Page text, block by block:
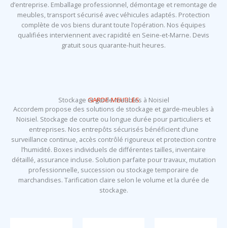
d’entreprise. Emballage professionnel, démontage et remontage de
meubles, transport sécurisé avec véhicules adaptés. Protection
complète de vos biens durant toute l’opération. Nos équipes
qualifiées interviennent avec rapidité en Seine-et-Marne. Devis
gratuit sous quarante-huit heures.
GARDE-MEUBLES
Stockage et garde-meubles à Noisiel
Accordem propose des solutions de stockage et garde-meubles à
Noisiel. Stockage de courte ou longue durée pour particuliers et
entreprises. Nos entrepôts sécurisés bénéficient d’une
surveillance continue, accès contrôlé rigoureux et protection contre
l’humidité. Boxes individuels de différentes tailles, inventaire
détaillé, assurance incluse. Solution parfaite pour travaux, mutation
professionnelle, succession ou stockage temporaire de
marchandises. Tarification claire selon le volume et la durée de
stockage.